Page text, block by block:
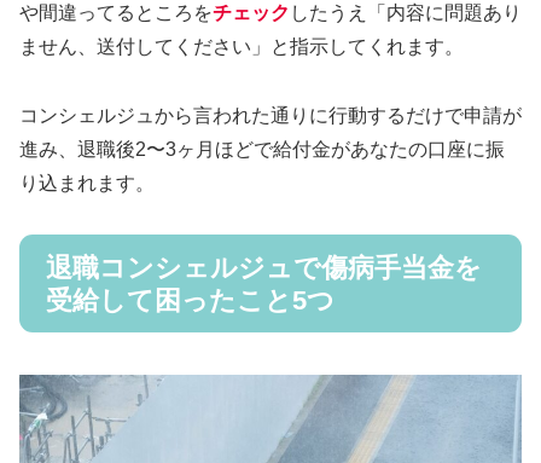
や間違ってるところをチェック したうえ「内容に問題あり
ません、送付してください」と指示してくれます。
コンシェルジュから言われた通りに行動するだけで申請が
進み、退職後2〜3ヶ月ほどで給付金があなたの口座に振
り込まれます。
退職コンシェルジュで傷病手当金を
受給して困ったこと5つ